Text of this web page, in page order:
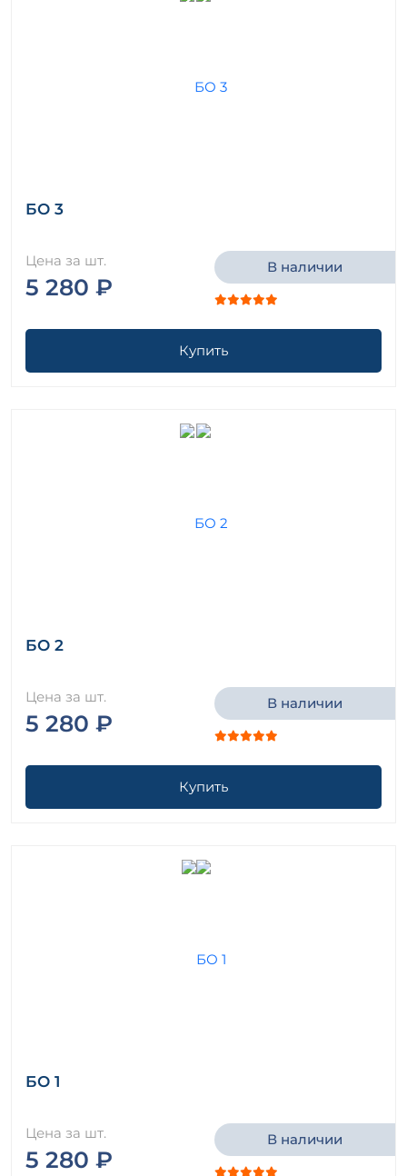
БО 3
Цена за шт.
5 280 ₽
В наличии
Купить
БО 2
Цена за шт.
5 280 ₽
В наличии
Купить
БО 1
Цена за шт.
5 280 ₽
В наличии